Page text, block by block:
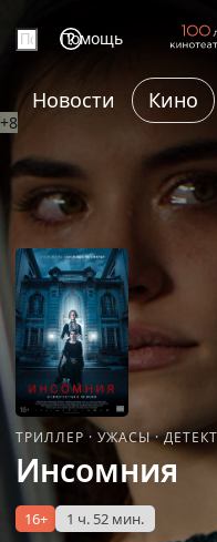
Помощь
Новости Кино
+8
ТРИЛЛЕР · УЖАСЫ·
Инсомния
16+ 1 ч. 52 мин.